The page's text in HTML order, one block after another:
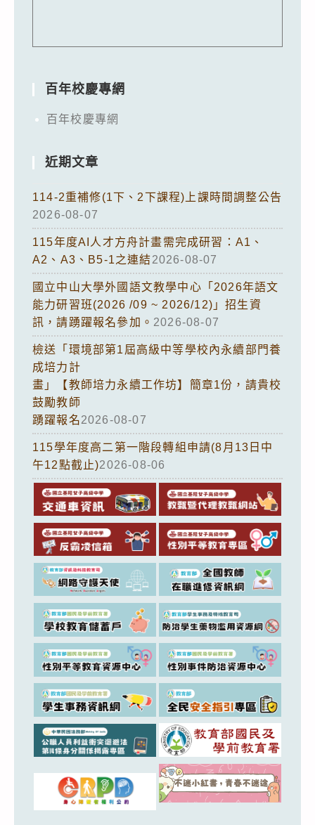
百年校慶專網
百年校慶專網
近期文章
114-2重補修(1下、2下課程)上課時間調整公告
2026-08-07
115年度AI人才方舟計畫需完成研習：A1、
A2、A3、B5-1之連結2026-08-07
國立中山大學外國語文教學中心「2026年語文
能力研習班(2026 /09 ~ 2026/12)」招生資
訊，請踴躍報名參加。 2026-08-07
檢送「環境部第1屆高級中等學校內永續部門養
成培力計
畫」【教師培力永續工作坊】簡章1份，請貴校
鼓勵教師
踴躍報名2026-08-07
115學年度高二第一階段轉組申請(8月13日中
午12點截止)2026-08-06